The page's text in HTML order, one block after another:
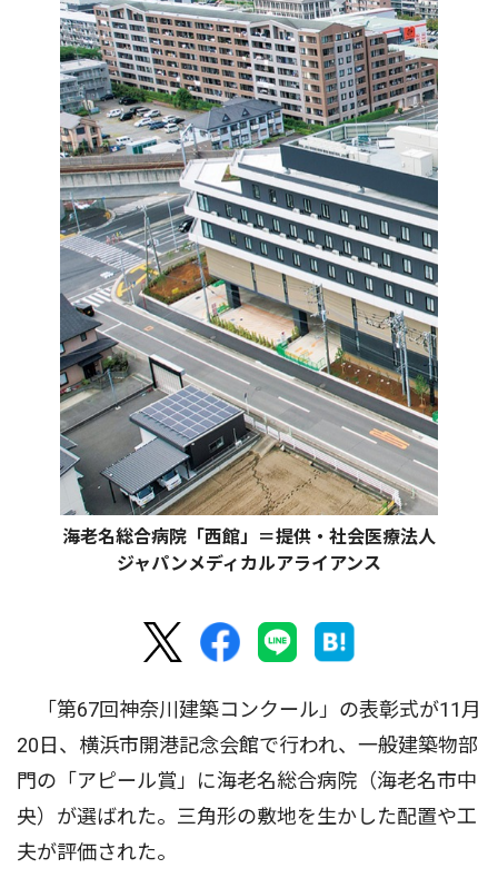
海老名総合病院「西館」＝提供・社会医療法人
ジャパンメディカルアライアンス
「第67回神奈川建築コンクール」の表彰式が11月
20日、横浜市開港記念会館で行われ、一般建築物部
門の「アピール賞」に海老名総合病院（海老名市中
央）が選ばれた。三角形の敷地を生かした配置や工
夫が評価された。